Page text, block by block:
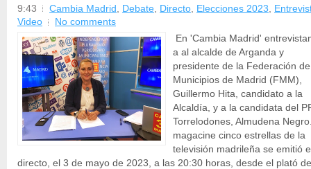
9:43 Cambia Madrid , Debate, Directo, Elecciones 2023,
Video
No comments
En 'Cambia Madrid'
a al alcalde de Arganda y
presidente de la Federación de
Municipios de Madrid (FMM),
Guillermo Hita, candidato a la
Alcaldía, y a la candidata del
Torrelodones, Almudena
magacine cinco estrellas de la
televisión madrileña se emitió
directo, el 3 de mayo de 2023, a las 20:30 horas, desde el plató de